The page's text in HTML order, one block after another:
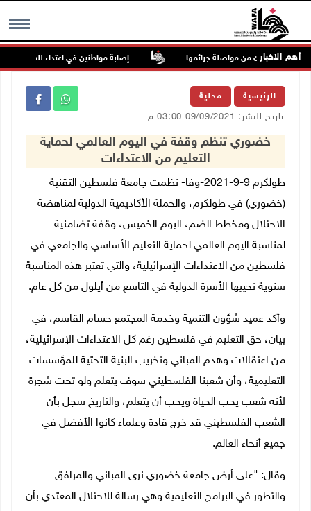
MENU أهم الاخبار
السجون من مواصلة جرائمها إصابة مواطنين في اعتداء للمستعمرين في
الرئيسية محلية
تاريخ النشر: 09/09/2021 03:00 م
خضوري تنظم وقفة في اليوم العالمي لحماية
التعليم من الاعتداءات
طولكرم 9-9-2021-وفا- نظمت جامعة فلسطين التقنية
(خضوري) في طولكرم، والحملة الأكاديمية الدولية لمناهضة
الاحتلال ومخطط الضم، اليوم الخميس، وقفة تضامنية
لمناسبة اليوم العالمي لحماية التعليم الأساسي والجامعي في
فلسطين من الاعتداءات الإسرائيلية، والتي تعتبر هذه المناسبة
سنوية تحييها الأسرة الدولية في التاسع من أيلول من كل عام.
وأكد عميد شؤون التنمية وخدمة المجتمع حسام القاسم، في
بيان، حق التعليم في فلسطين رغم كل الاعتداءات الإسرائيلية،
من اعتقالات وهدم المباني وتخريب البنية التحتية للمؤسسات
التعليمية، وأن شعبنا الفلسطيني سوف يتعلم ولو تحت شجرة
لأنه شعب يحب الحياة ويحب أن يتعلم، والتاريخ سجل بأن
الشعب الفلسطيني قد خرج قادة وعلماء كانوا الأفضل في
جميع أنحاء العالم.
وقال: "على أرض جامعة خضوري نرى المباني والمرافق
والتطور في البرامج التعليمية وهي رسالة للاحتلال المعتدي بأن